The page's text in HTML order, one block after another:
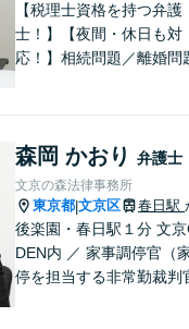
【税理士資格を持つ弁護
士！】【夜間・休日も対
応！】相続問題／離婚問
に歩みながら、問題解決
手伝いをいたします。初
談無料ですので、お気軽
相談ください！
森岡 かおり 弁護士
文京の森法律事務所
東京都|文京区 春日駅
後楽園・春日駅１分 文京
DEN内 ／ 家事調停官（
停を担当する非常勤裁判